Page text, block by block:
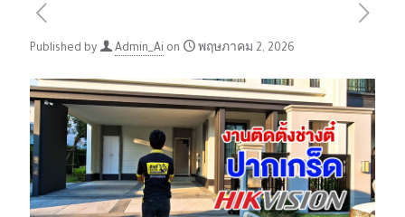
Published by Admin_Ai on พฤษภาคม 2, 2026